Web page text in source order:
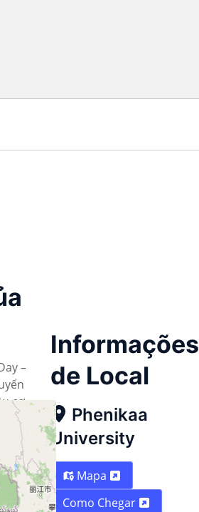
–
cơ
vào
Informações
de Local
Phenikaa
University
Mapa
Como Chegar